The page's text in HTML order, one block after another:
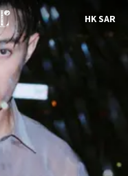
HK SAR